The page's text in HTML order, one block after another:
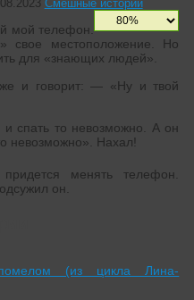
Смешные истории
мой телефон.
свое местоположение. Но
для «знающих людей».
и говорит: — «Ну и твой
спать то невозможно. А он
невозможно». Нахал!
менять телефон.
он.
(из цикла Лина-